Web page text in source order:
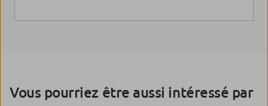
Vous pourriez être aussi intéressé par